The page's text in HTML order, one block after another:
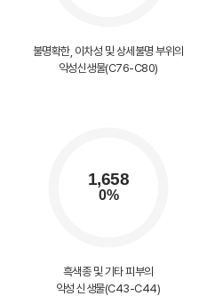
불명확한, 이차성 및 상세불명 부위의
악성신생물(C76-C80)
흑색종 및 기타 피부의
악성 신생물(C43-C44)